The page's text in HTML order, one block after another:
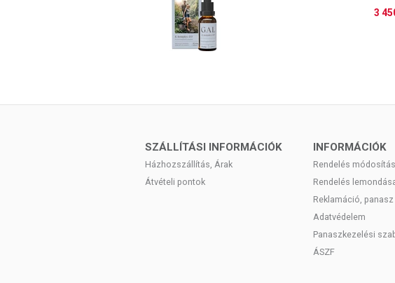
3
SZÁLLÍTÁSI INFORMÁCIÓK
Házhozszállítás, Árak
Átvételi pontok
INFORMÁCIÓK
Rendelés
Rendelés
Reklamáció, panasz
Adatvédelem
Panaszkezelési
ÁSZF